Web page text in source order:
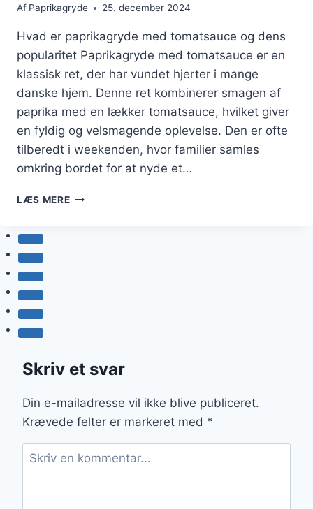
Af Paprikagryde 25. december 2024
Hvad er paprikagryde med tomatsauce og dens
popularitet Paprikagryde med tomatsauce er en
klassisk ret, der har vundet hjerter i mange
danske hjem. Denne ret kombinerer smagen af
paprika med en lækker tomatsauce, hvilket giver
en fyldig og velsmagende oplevelse. Den er ofte
tilberedt i weekenden, hvor familier samles
omkring bordet for at nyde et…
LÆS MEREPAPRIKAGRYDE
Skriv et svar
Din e-mailadresse vil ikke blive publiceret.
Krævede felter er markeret med *